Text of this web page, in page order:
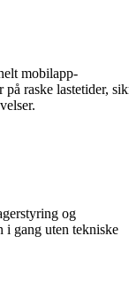
mobilapp-
raske lastetider,
og
i gang uten tekniske